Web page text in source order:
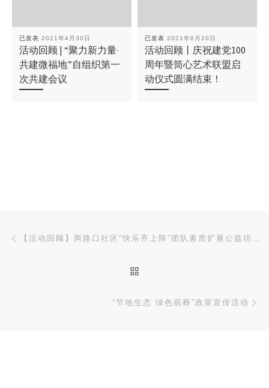
已发表 2021年4月30日
活动回顾 | “聚力新力量·
共建微福地”自组织第一
次共建会议
已发表 2021年6月20日
活动回顾丨庆祝建党100
周年暨筒心艺术联盟启
动仪式圆满结束！
文章导航 【活动回顾】两路口社区“快乐齐上阵”团队素质扩展公益坊活动
“节地生态 绿色殡葬”政策宣传活动